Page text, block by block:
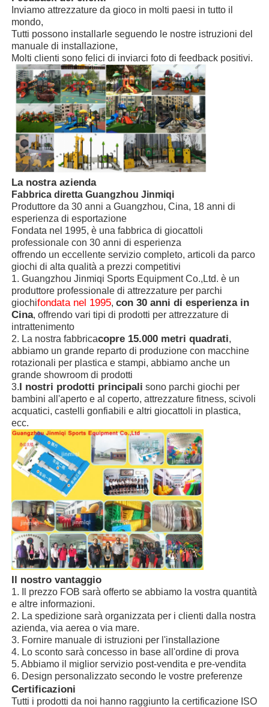
Grande scivolo d'acqua
Attrezzature per parchi acquatici
Parco giochi con arrampicata su corda
attrezzature per parchi giochi in legno
vostre opinioni.
Tipo di azienda
Installazione
Manuale di istruzioni per
l'installazione, tecnico inviato
disponibile
Inviamo attrezzature da gioco in molti paesi in tutto il
mondo,
Tutti possono installarle seguendo le nostre istruzioni del
manuale di installazione,
Molti clienti sono felici di inviarci foto di feedback positivi.
La nostra azienda
Fabbrica diretta Guangzhou Jinmiqi
Produttore da 30 anni a Guangzhou, Cina, 18 anni di
esperienza di esportazione
Fondata nel 1995, è una fabbrica di giocattoli
professionale con 30 anni di esperienza
offrendo un eccellente servizio completo, articoli da parco
giochi di alta qualità a prezzi competitivi
1. Guangzhou Jinmiqi Sports Equipment Co.,Ltd. è un
produttore professionale di attrezzature per parchi
giochifondata nel 1995,con 30 anni di esperienza in
Cina, offrendo vari tipi di prodotti per attrezzature di
intrattenimento
2. La nostra fabbricacopre 15.000 metri quadrati,
abbiamo un grande reparto di produzione con macchine
rotazionali per plastica e stampi, abbiamo anche un
grande showroom di prodotti
3.I nostri prodotti principali sono parchi giochi per
bambini all'aperto e al coperto, attrezzature fitness, scivoli
acquatici, castelli gonfiabili e altri giocattoli in plastica,
ecc.
Il nostro vantaggio
1. Il prezzo FOB sarà offerto se abbiamo la vostra quantità
e altre informazioni.
2. La spedizione sarà organizzata per i clienti dalla nostra
azienda, via aerea o via mare.
3. Fornire manuale di istruzioni per l'installazione
4. Lo sconto sarà concesso in base all'ordine di prova
5. Abbiamo il miglior servizio post-vendita e pre-vendita
6. Design personalizzato secondo le vostre preferenze
Certificazioni
Tutti i prodotti da noi hanno raggiunto la certificazione ISO